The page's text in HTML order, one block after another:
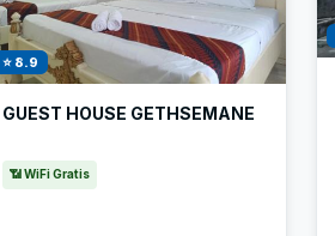
⭐ 8.9
GUEST HOUSE GETHSEMANE
📶 WiFi Gratis